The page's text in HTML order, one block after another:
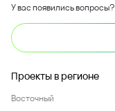
У вас появились вопросы?
Проекты в регионе
Восточный